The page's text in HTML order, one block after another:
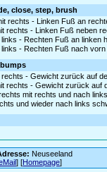
close, step, brush
rechts - Linken Fuß an
rechts - Linken Fuß neben
- Rechten Fuß an linken
- Rechten Fuß nach
- Gewicht zurück auf
rechts - Gewicht zurück auf
mit rechts und nach
und wieder nach links
Neuseeland
] [Homepage]